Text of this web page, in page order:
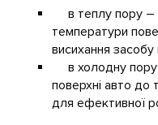
в теплу пору –
температури
висихання засобу
в холодну пору
поверхні авто до
для ефективної